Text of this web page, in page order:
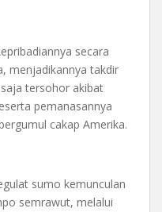
secara
menjadikannya takdir
tersohor akibat
pemanasannya
cakap Amerika.
sumo kemunculan
semrawut, melalui